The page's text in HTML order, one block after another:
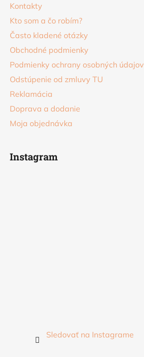
Kontakty
Kto som a čo robím?
Často kladené otázky
Obchodné podmienky
Podmienky ochrany osobných údajov
Odstúpenie od zmluvy TU
Reklamácia
Doprava a dodanie
Moja objednávka
Instagram
Sledovať na Instagrame